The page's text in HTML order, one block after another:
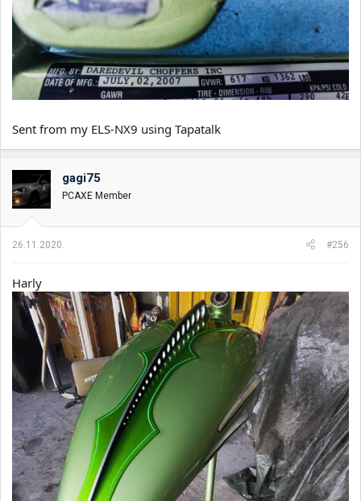
Sent from my ELS-NX9 using Tapatalk
gagi75
PCAXE Member
26.11.2020. #256
Harly